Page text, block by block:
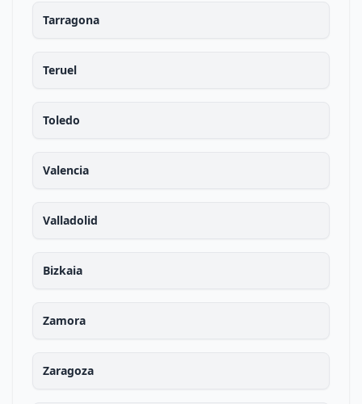
Tarragona
Teruel
Toledo
Valencia
Valladolid
Bizkaia
Zamora
Zaragoza